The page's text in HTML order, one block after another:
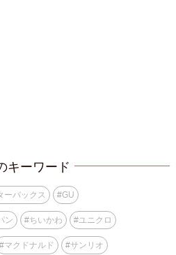
キーワード
ーバックス #GU
ン #ちいかわ #ユニクロ
#マクドナルド #サンリオ